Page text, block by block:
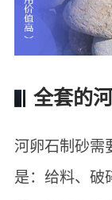
全套的
河卵石制砂需
是：给料、破